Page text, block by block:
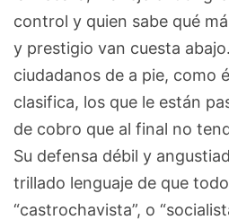
control y quien sabe qué
y prestigio van cuesta
ciudadanos de a pie, como
clasifica, los que le están
de cobro que al final no
Su defensa débil y
trillado lenguaje de que
“castrochavista”, o